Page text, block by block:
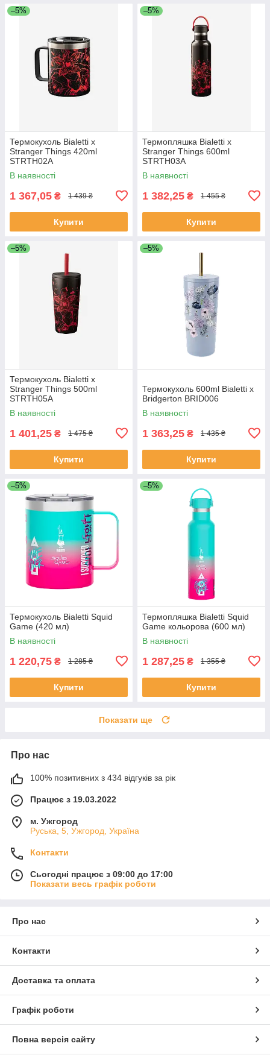
–5%
Термокухоль Bialetti x
Stranger Things 420ml
STRTH02A
В наявності
1 367,05 ₴ 1 439 ₴
Купити
–5%
Термопляшка Bialetti x
Stranger Things 600ml
STRTH03A
В наявності
1 382,25 ₴ 1 455 ₴
Купити
–5%
Термокухоль Bialetti x
Stranger Things 500ml
STRTH05A
В наявності
1 401,25 ₴ 1 475 ₴
Купити
–5%
Термокухоль 600ml Bialetti x
Bridgerton BRID006
В наявності
1 363,25 ₴ 1 435 ₴
Купити
–5%
Термокухоль Bialetti Squid
Game (420 мл)
В наявності
1 220,75 ₴ 1 285 ₴
Купити
–5%
Термопляшка Bialetti Squid
Game кольорова (600 мл)
В наявності
1 287,25 ₴ 1 355 ₴
Купити
Показати ще
Про нас
100% позитивних з 434 відгуків за рік
Працює з 19.03.2022
м. Ужгород
Руська, 5, Ужгород, Україна
Контакти
Сьогодні працює з 09:00 до 17:00
Показати весь графік роботи
Про нас
Контакти
Доставка та оплата
Графік роботи
Повна версія сайту